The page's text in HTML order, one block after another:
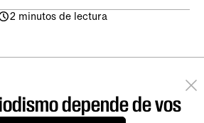
2 minutos de lectura
depende de vos